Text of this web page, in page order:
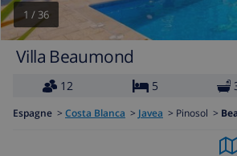
1 /36
Villa Beaumond
12
5
Espagne > Costa Blanca > Javea > Pinosol >